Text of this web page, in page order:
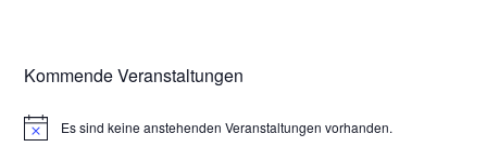
Kommende Veranstaltungen
HinweisEs sind keine anstehenden Veranstaltungen vorhanden.